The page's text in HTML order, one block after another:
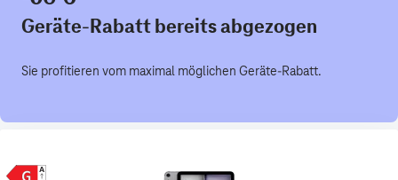
Geräte-Rabatt bereits abgezogen
Sie profitieren vom maximal möglichen Geräte-Rabatt.